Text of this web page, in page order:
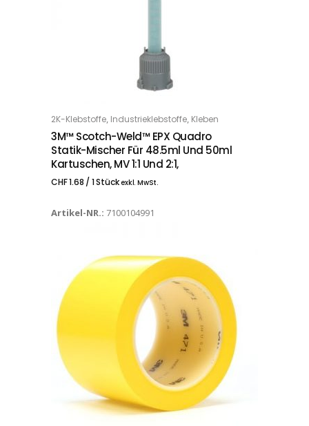
IN DEN WARENKORB
2K-Klebstoffe, Industrieklebstoffe, Kleben
3M™ Scotch-Weld™ EPX Quadro
Statik-Mischer Für 48.5ml Und 50ml
Kartuschen, MV 1:1 Und 2:1,
CHF1.68 / 1 Stückexkl. MwSt.
Artikel-NR.: 7100104991